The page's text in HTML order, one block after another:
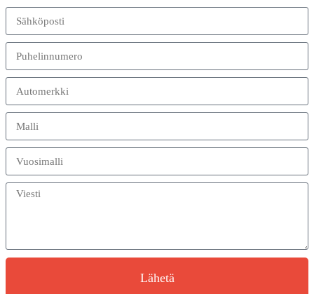
Lähetä